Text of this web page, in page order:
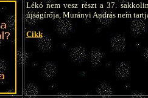
Lékó nem vesz részt a 37.
újságírója, Murányi András nem
Cikk